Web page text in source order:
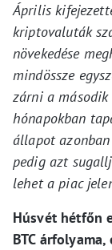
Április
kriptovaluták
növekedése
mindössze
zárni a második
hónapokban
állapot
pedig azt
lehet a piac
Húsvét hétfőn
BTC